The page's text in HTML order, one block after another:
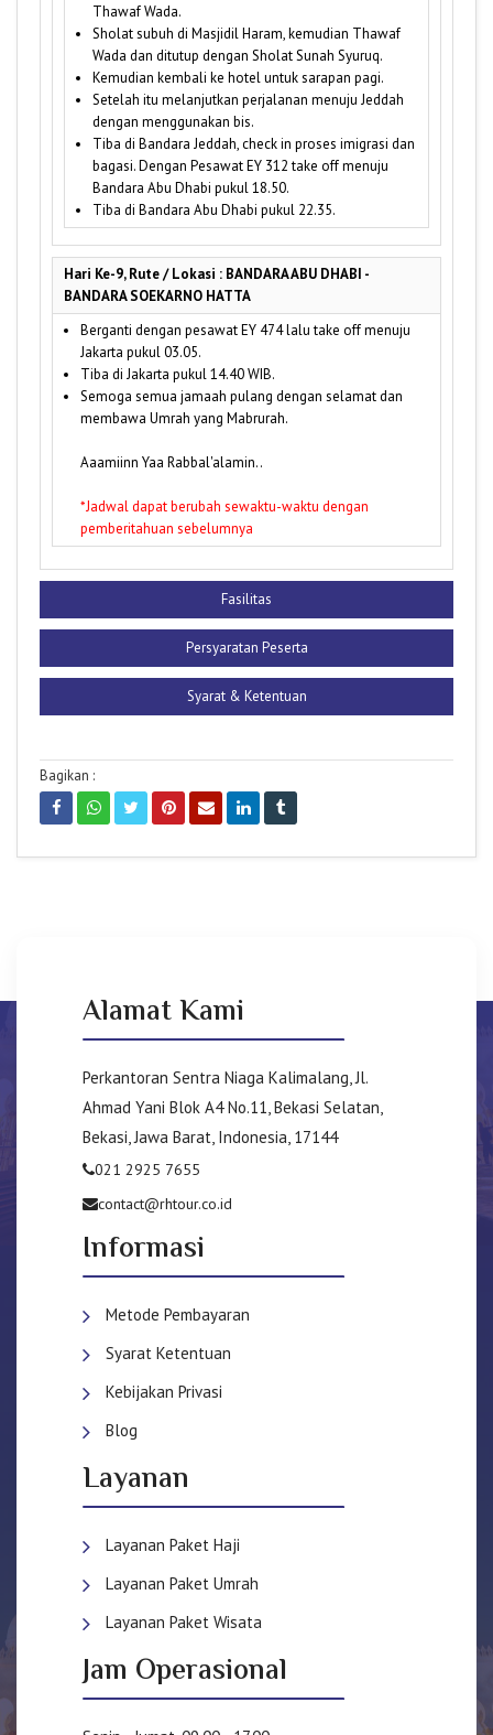
Thawaf Wada.
Sholat subuh di Masjidil Haram, kemudian Thawaf
Wada dan ditutup dengan Sholat Sunah Syuruq.
Kemudian kembali ke hotel untuk sarapan pagi.
Setelah itu melanjutkan perjalanan menuju Jeddah
dengan menggunakan bis.
Tiba di Bandara Jeddah, check in proses imigrasi dan
bagasi. Dengan Pesawat EY 312 take off menuju
Bandara Abu Dhabi pukul 18.50.
Tiba di Bandara Abu Dhabi pukul 22.35.
Hari Ke-9, Rute / Lokasi : BANDARA ABU DHABI -
BANDARA SOEKARNO HATTA
Berganti dengan pesawat EY 474 lalu take off menuju
Jakarta pukul 03.05.
Tiba di Jakarta pukul 14.40 WIB.
Semoga semua jamaah pulang dengan selamat dan
membawa Umrah yang Mabrurah.
Aaamiinn Yaa Rabbal'alamin..
*Jadwal dapat berubah sewaktu-waktu dengan
pemberitahuan sebelumnya
Fasilitas
Persyaratan Peserta
Syarat & Ketentuan
Bagikan :
Alamat Kami
Perkantoran Sentra Niaga Kalimalang, Jl.
Ahmad Yani Blok A4 No.11, Bekasi Selatan,
Bekasi, Jawa Barat, Indonesia, 17144
021 2925 7655
contact@rhtour.co.id
Informasi
Metode Pembayaran
Syarat Ketentuan
Kebijakan Privasi
Blog
Layanan
Layanan Paket Haji
Layanan Paket Umrah
Layanan Paket Wisata
Jam Operasional